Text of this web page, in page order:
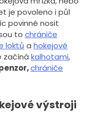
je povoleno i půl
povinné nosit
to chrániče
loktů a hokejové
začíná kalhotami,
chrániče
výstroji